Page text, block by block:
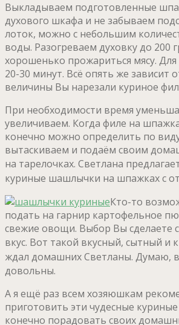
Выкладываем подготовленные
духового шкафа и не забываем
лоток, можно с небольшим
воды. Разогреваем духовку до 200
хорошенько прожариться мясу. Для
20-30 минут. Всё опять же зависит
величины Вы нарезали куриное
При необходимости время
увеличиваем. Когда филе на
конечно можно определить по
вытаскиваем и подаём своим
на тарелочках. Светлана
куриные шашлычки на шпажках с
Кто-то
подать на гарнир картофельное
свежие овощи. Выбор Вы сделаете
вкус. Вот такой вкусный, сытный и
ждал домашних Светланы. Думаю,
довольны.
А я ещё раз всем хозяюшкам
приготовить эти чудесные
конечно порадовать своих